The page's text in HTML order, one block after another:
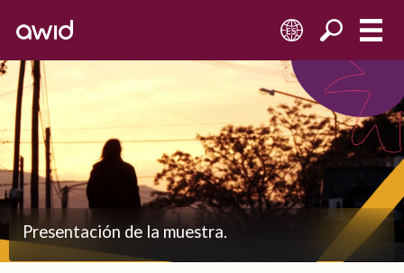
ES
Presentación de la muestra.